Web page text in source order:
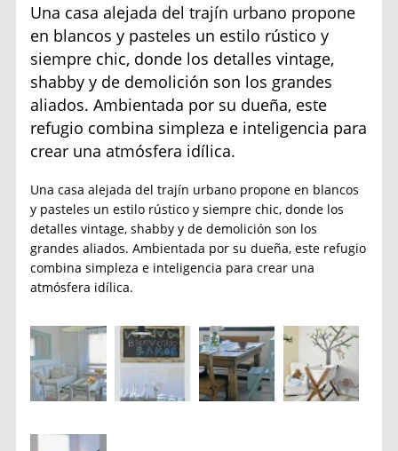
Una casa alejada del trajín urbano propone
en blancos y pasteles un estilo rústico y
siempre chic, donde los detalles vintage,
shabby y de demolición son los grandes
aliados. Ambientada por su dueña, este
refugio combina simpleza e inteligencia para
crear una atmósfera idílica.
Una casa alejada del trajín urbano propone en blancos
y pasteles un estilo rústico y siempre chic, donde los
detalles vintage, shabby y de demolición son los
grandes aliados. Ambientada por su dueña, este refugio
combina simpleza e inteligencia para crear una
atmósfera idílica.